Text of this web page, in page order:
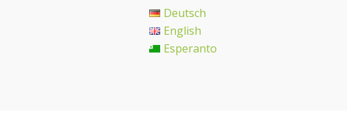
Deutsch
English
Esperanto